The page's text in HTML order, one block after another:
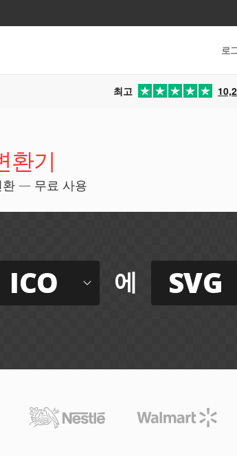
로
최고
환기
환 — 무료 사용
ICO 에 SVG